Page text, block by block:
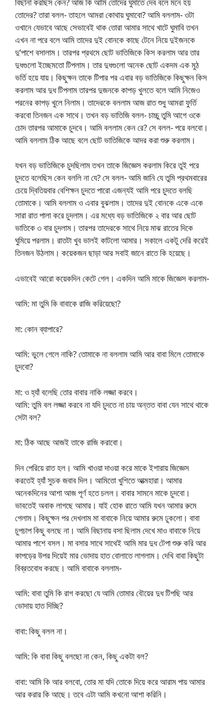
তোদের? তারা বলল- তাহলে আমরা কোথায় ঘুমাবো? আমি বললাম- ওটা
ওখানে যেভাবে আছে সেভাবেই থাক তোরা আমার সাথে খাটে ঘুমাবি তখন
এখন না পরে বলে আমি তাদের দুই বোনকে কাছে টেনে নিয়ে দুইজনকে
দু’পাশে বসালাম। তারপর প্রথমে ছোট ভাতিজিকে কিস করলাম আর তার
দুধগুলো ইচ্ছেমতো টিপলাম। তার দুধগুলো অনেক ছোট একদম এক মুঠ
ভর্তি হয়ে যায়। কিছুক্ষন তাকে টিপার পর এবার বড় ভাতিজিকে কিছুক্ষন কিস
করলাম আর দুধ টিপলাম তারপর দুজনকে কাপড় খুলতে বলে আমি নিজেও
পরনের কাপড় খুলে নিলাম। তাদেরকে বললাম আজ রাত শুধু আমরা ফুর্তি
করবো তিনজন এক সাথে। তখন বড় ভাতিজি বলল- চাচ্চু তুমি আগে ওকে
চোদ তারপর আমাকে চুদবে। আমি বললাম কেন রে? সে বলল- পরে বলবো।
আমি বললাম ঠিক আছে বলে ছোট ভাতিজিকে আদর করা শুরু করলাম।
যখন বড় ভাতিজিকে চুদছিলাম তখন তাকে জিজ্ঞেস করলাম কিরে তুই পরে
চুদতে বলেছিস কেন বললি না যে? সে বলল- আমি জানি যে তুমি প্রথমবারের
চেয়ে দ্বিতিয়বার বেশিক্ষন চুদতে পারো এজন্যই আমি পরে চুদতে বলছি
তোমাকে। আমি বললাম ও এবার বুঝলাম। তাদের দুই বোনকে একে একে
সারা রাত পালা করে চুদলাম। এর মধ্যে বড় ভাতিজিকে ২ বার আর ছোট
ভাতিকে ৩ বার চুদলাম। তারপর তাদেরকে সাথে নিয়ে মাঝ রাতের দিকে
ঘুমিয়ে পরলাম। রাতটা খুব ভালই কাটলো আমার। সকালে একটু দেরি করেই
তিনজন উঠলাম। কয়েকজন ছাড়া আর সবাই জানে রাতে কি হয়েছে।
এভাবেই আরো কয়েকদিন কেটে গেল। একদিন আমি মাকে জিজ্ঞেস করলাম-
আমি: মা তুমি কি বাবাকে রাজি করিয়েছো?
মা: কোন ব্যাপারে?
আমি: ভুলে গেলে নাকি? তোমাকে না বললাম আমি আর বাবা মিলে তোমাকে
চুদবো?
মা: ও হ্যাঁ বলেছি তোর বাবার নাকি লজ্জা করবে।
আমি: তুমি বল লজ্জা করবে না যদি চুদতে না চায় অন্তত বাবা যেন সাথে থাকে
সেটা বল?
মা: ঠিক আছে আজই তাকে রাজি করাবো।
দিন পেরিয়ে রাত হল। আমি খাওয়া দাওয়া করে মাকে ইশারায় জিজ্ঞেস
করতেই হ্যাঁ সুচক জবাব দিল। আমিতো খুশিতে আত্মহারা। আমার
অনেকদিনের আশা আজ পূর্ণ হতে চলল। বাবার সামনে মাকে চুদবো।
ভাবতেই অবাক লাগছে আমার। যাই হোক রাতে আমি যখন আমার রুমে
গেলাম। কিছুক্ষন পর দেখলাম মা বাবাকে নিয়ে আমার রুমে ঢুকলো। বাবা
চুপচাপ কিছু বলছে না। আমি বিছানায় বসা ছিলাম দেখে মাও বাবাকে নিয়ে
আমার পাশে বসল। মা বসার সাথে সাথেই আমি মার দুধ টেপা শুরু করি আর
কাপড়ের উপর দিয়েই মার ভোদায় হাত বোলাতে লাগলাম। দেখি বাবা কিছুটা
বিব্রতবোধ করছে। আমি বাবাকে বললাম-
আমি: বাবা তুমি কি রাগ করছো যে আমি তোমার বৌয়ের দুধ টিপছি আর
ভোদায় হাত দিচ্ছি?
বাবা: কিছু বলল না।
আমি: কি বাবা কিছু বলছো না কেন, কিছু একটা বল?
বাবা: আমি কি আর বলবো, তোর মা যদি তোকে দিয়ে করে আরাম পায় আমার
আর করার কি আছে। তবে এটা আমি কখনো আশা করিনি।